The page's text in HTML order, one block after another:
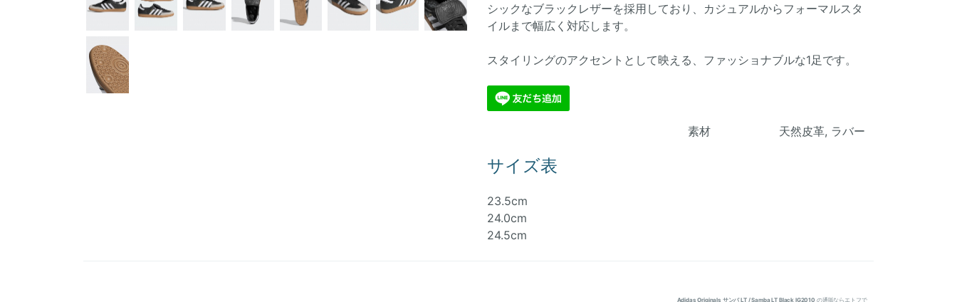
シックなブラックレザーを採用しており、カジュアルからフォーマルスタ
イルまで幅広く対応します。
スタイリングのアクセントとして映える、ファッショナブルな1足です。
素材 天然皮革, ラバー
サイズ表
23.5cm
24.0cm
24.5cm
Adidas Originals サンバ LT / Samba LT Black IG2010 の通販ならエトフで